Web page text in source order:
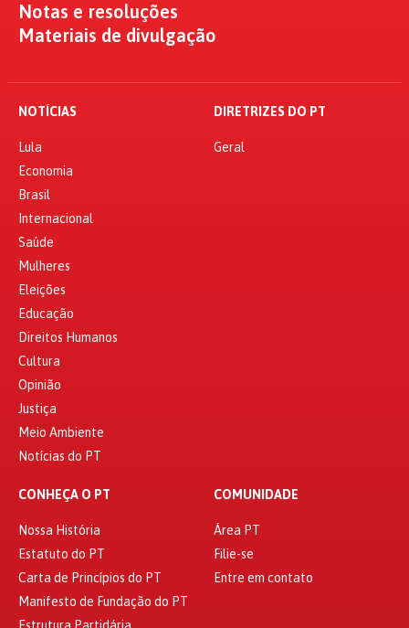
Notas e resoluções
Materiais de divulgação
NOTÍCIAS
Lula
Economia
Brasil
Internacional
Saúde
Mulheres
Eleições
Educação
Direitos Humanos
Cultura
Opinião
Justiça
Meio Ambiente
Notícias do PT
DIRETRIZES DO PT
Geral
CONHEÇA O PT
Nossa História
Estatuto do PT
Carta de Princípios do PT
Manifesto de Fundação do PT
COMUNIDADE
Área PT
Filie-se
Entre em contato